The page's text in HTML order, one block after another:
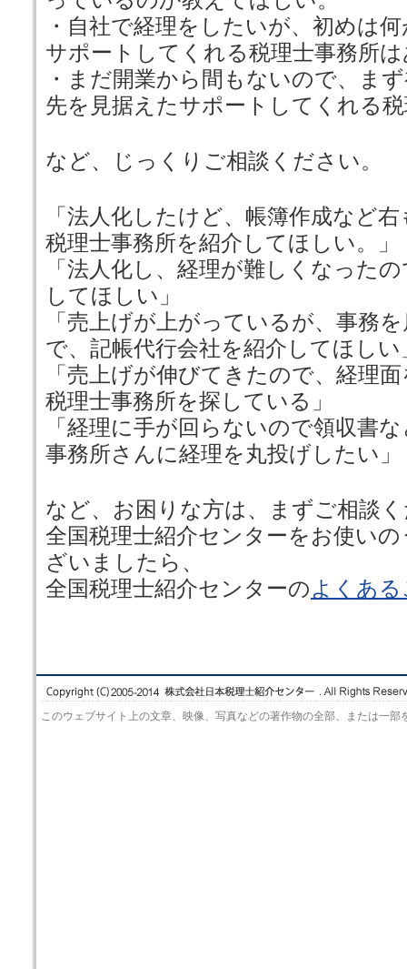
・自社で経理をしたいが、初めは
サポートしてくれる税理士事務所
・まだ開業から間もないので、ま
先を見据えたサポートしてくれる
など、じっくりご相談ください。
「法人化したけど、帳簿作成など
税理士事務所を紹介してほしい。」
「法人化し、経理が難しくなった
してほしい」
「売上げが上がっているが、事務
で、記帳代行会社を紹介してほしい
「売上げが伸びてきたので、経理
税理士事務所を探している」
「経理に手が回らないので領収書
事務所さんに経理を丸投げしたい」
など、お困りな方は、まずご相談
全国税理士紹介センターをお使い
ざいましたら、
全国税理士紹介センターのよくあ
このウェブサイト上の文章、映像、写真などの著作物の全部、または一